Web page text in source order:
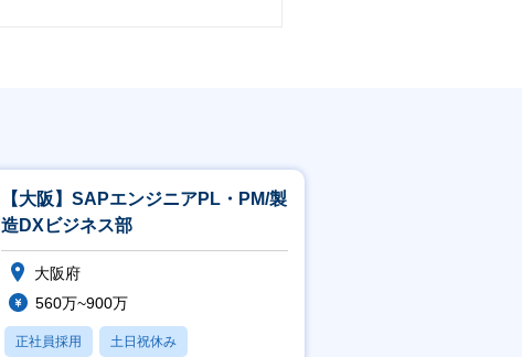
【大阪】SAPエンジニアPL・PM/製
造DXビジネス部
大阪府
560万~900万
正社員採用 土日祝休み